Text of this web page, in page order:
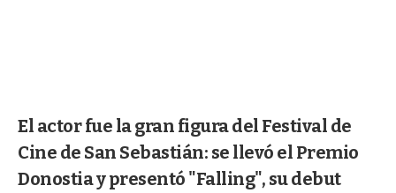
El actor fue la gran figura del Festival de
Cine de San Sebastián: se llevó el Premio
Donostia y presentó "Falling", su debut